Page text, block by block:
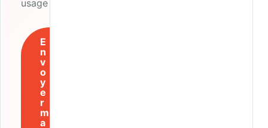
usage ?
E
n
v
o
y
e
r
m
a